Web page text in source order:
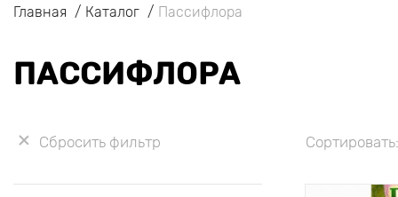
Главная Каталог Пассифлора
ПАССИФЛОРА
Сбросить фильтр Сортировать: